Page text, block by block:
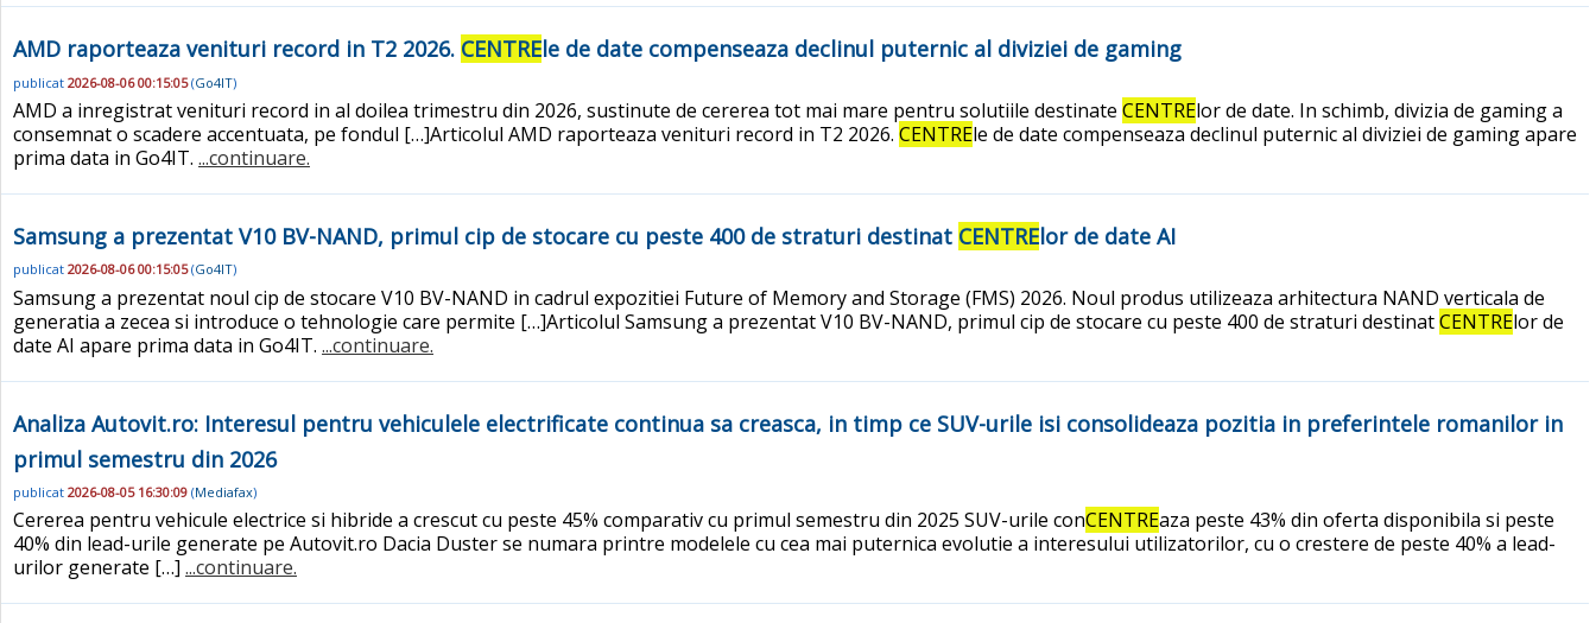
AMD raporteaza venituri record in T2 2026. CENTREle de date compenseaza declinul puternic al diviziei de gaming
publicat 2026-08-06 00:15:05(Go4IT)
AMD a inregistrat venituri record in al doilea trimestru din 2026, sustinute de cererea tot mai mare pentru solutiile destinate CENTRElor de date. In schimb, divizia de gaming a
consemnat o scadere accentuata, pe fondul […]Articolul AMD raporteaza venituri record in T2 2026. CENTREle de date compenseaza declinul puternic al diviziei de gaming apare
prima data in Go4IT. ...continuare.
Samsung a prezentat V10 BV-NAND, primul cip de stocare cu peste 400 de straturi destinat CENTRElor de date AI
publicat 2026-08-06 00:15:05(Go4IT)
Samsung a prezentat noul cip de stocare V10 BV-NAND in cadrul expozitiei Future of Memory and Storage (FMS) 2026. Noul produs utilizeaza arhitectura NAND verticala de
generatia a zecea si introduce o tehnologie care permite […]Articolul Samsung a prezentat V10 BV-NAND, primul cip de stocare cu peste 400 de straturi destinatCENTRElor de
date AI apare prima data in Go4IT. ...continuare.
Analiza Autovit.ro: Interesul pentru vehiculele electrificate continua sa creasca, in timp ce SUV-urile isi consolideaza pozitia in preferintele romanilor in
primul semestru din 2026
publicat 2026-08-05 16:30:09 (Mediafax)
Cererea pentru vehicule electrice si hibride a crescut cu peste 45% comparativ cu primul semestru din 2025 SUV-urile conCENTREaza peste 43% din oferta disponibila si peste
40% din lead-urile generate pe Autovit.ro Dacia Duster se numara printre modelele cu cea mai puternica evolutie a interesului utilizatorilor, cu o crestere de peste 40% a lead-
urilor generate […] ...continuare.